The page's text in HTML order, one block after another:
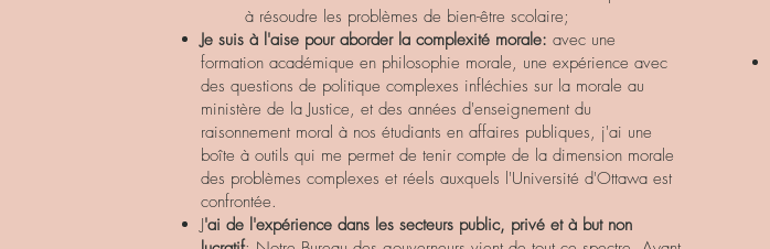
à résoudre les problèmes de bien-être scolaire;
Je suis à l'aise pour aborder la complexité morale: avec une
formation académique en philosophie morale, une expérience avec
des questions de politique complexes infléchies sur la morale au
ministère de la Justice, et des années d'enseignement du
raisonnement moral à nos étudiants en affaires publiques, j'ai une
boîte à outils qui me permet de tenir compte de la dimension morale
des problèmes complexes et réels auxquels l'Université d'Ottawa est
confrontée.
J'ai de l'expérience dans les secteurs public, privé et à but non